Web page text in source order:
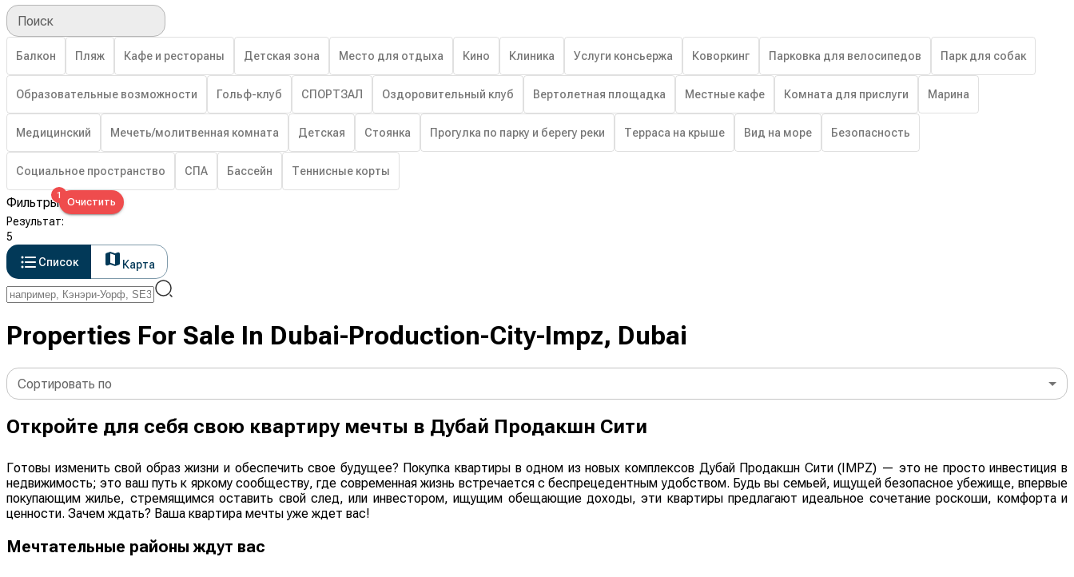
Поиск
Балкон Пляж Кафе и рестораны Детская зона Место для отдыха Кино Клиника Услуги консьержа Коворкинг Парковка для велосипедов Парк для собак
Образовательные возможности Гольф-клуб СПОРТЗАЛ Оздоровительный клуб Вертолетная площадка Местные кафе Комната для прислуги Марина
Медицинский Мечеть/молитвенная комната Детская Стоянка Прогулка по парку и берегу реки Терраса на крыше Вид на море Безопасность
Социальное пространство СПА Бассейн Теннисные корты
Фильтры1
Очистить
Результат:
5
Список
Карта
Properties For Sale In Dubai-Production-City-Impz, Dubai
Сортировать по
Откройте для себя свою квартиру мечты в Дубай Продакшн Сити
Готовы изменить свой образ жизни и обеспечить свое будущее? Покупка квартиры в одном из новых комплексов Дубай Продакшн Сити (IMPZ) — это не просто инвестиция в
недвижимость; это ваш путь к яркому сообществу, где современная жизнь встречается с беспрецедентным удобством. Будь вы семьей, ищущей безопасное убежище, впервые
покупающим жилье, стремящимся оставить свой след, или инвестором, ищущим обещающие доходы, эти квартиры предлагают идеальное сочетание роскоши, комфорта и
ценности. Зачем ждать? Ваша квартира мечты уже ждет вас!
Мечтательные районы ждут вас